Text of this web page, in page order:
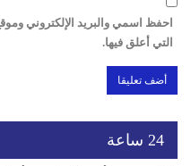
احفظ اسمي والبريد الإلكتروني
التي أعلق فيها.
24 ساعة